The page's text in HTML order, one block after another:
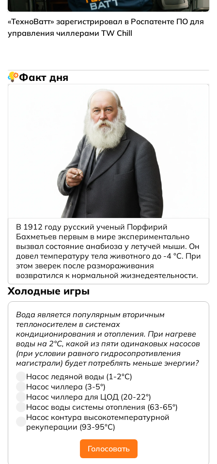
«ТехноВатт» зарегистрировал в Роспатенте ПО для
управления чиллерами TW Chill
Факт дня
В 1912 году русский ученый Порфирий
Бахметьев первым в мире экспериментально
вызвал состояние анабиоза у летучей мыши. Он
довел температуру тела животного до -4 °C. При
этом зверек после размораживания
возвратился к нормальной жизнедеятельности.
Холодные игры
Вода является популярным вторичным
теплоносителем в системах
кондиционирования и отопления. При нагреве
воды на 2°С, какой из пяти одинаковых насосов
(при условии равного гидросопротивления
магистрали) будет потреблять меньше энергии?
Насос ледяной воды (1-2°С)
Насос чиллера (3-5°)
Насос чиллера для ЦОД (20-22°)
Насос воды системы отопления (63-65°)
Насос контура высокотемпературной
рекуперации (93-95°С)
Голосовать